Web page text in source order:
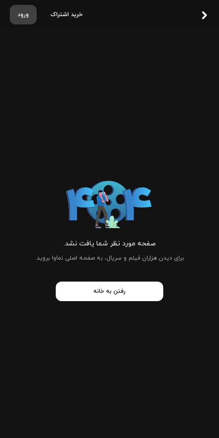
ورود خرید اشتراک
صفحه مورد نظر شما یافت نشد.
برای دیدن هزاران فیلم و سریال، به صفحه اصلی نماوا بروید.
رفتن به خانه